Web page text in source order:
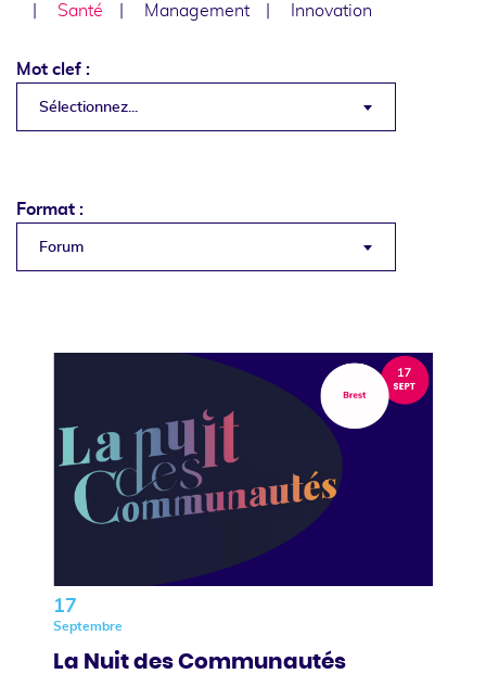
Santé
Management Innovation
Mot clef :
Sélectionnez...
Format :
Forum
17
Septembre
La Nuit des Communautés